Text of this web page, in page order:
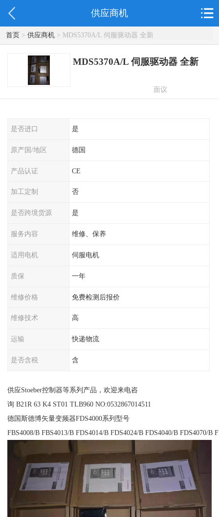
供应商机
首页> 供应商机> MDS5370A/L 伺服驱动器 全新
MDS5370A/L 伺服驱动器 全新
面议
是否进口 是
原产国/地区 德国
产品认证 CE
加工定制 否
是否跨境货源 是
服务内容 维修、保养
适用电机 伺服电机
质保 一年
维修价格 免费检测后报价
维修技术 高
运输 快递物流
是否含税 含
供应Stoeber控制器等系列产品，欢迎来电咨
询 B21R 63 K4 ST01 TLB960 NO:0532867014511
德国斯德博矢量变频器FDS4000系列型号
FBS4008/B FBS4013/B FDS4014/B FDS4024/B FDS4040/B FDS4070/B